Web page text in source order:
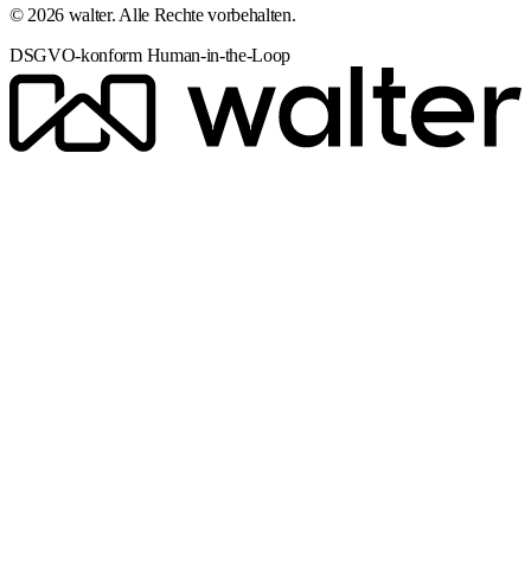
© 2026 walter. Alle Rechte vorbehalten.
DSGVO-konform Human-in-the-Loop